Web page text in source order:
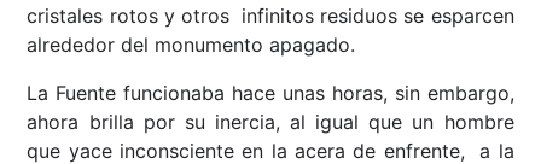
cristales rotos y otros infinitos residuos se esparcen
alrededor del monumento apagado.
La Fuente funcionaba hace unas horas, sin embargo,
ahora brilla por su inercia, al igual que un hombre
que yace inconsciente en la acera de enfrente, a la